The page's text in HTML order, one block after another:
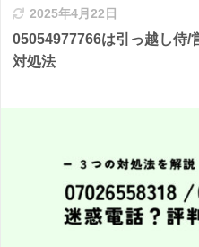
2025年4月22日
05054977766は引っ越し侍/
対処法